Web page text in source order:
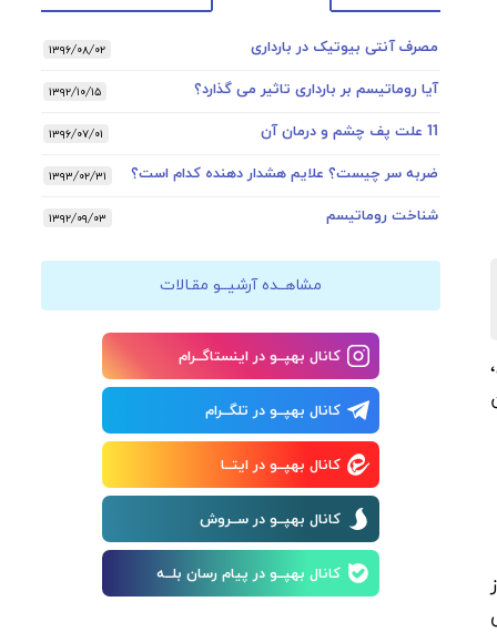
مصرف آنتی بیوتیک در بارداری ۱۳۹۶/۰۸/۰۲
آیا روماتیسم بر بارداری تاثیر می گذارد؟ ۱۳۹۲/۱۰/۱۵
11 علت پف چشم و درمان آن ۱۳۹۶/۰۷/۰۱
ضربه سر چیست؟ علایم هشدار دهنده کدام است؟ ۱۳۹۳/۰۲/۳۱
شناخت روماتیسم ۱۳۹۲/۰۹/۰۳
مشاهــده آرشیــو مقـالات
کانال بهپــو در اینستاگــرام
کانال بهپــو در تلگــرام
کانال بهپــو در ایتــا
کانال بهپــو در ســروش
کانال بهپــو در پیام رسان بلــه